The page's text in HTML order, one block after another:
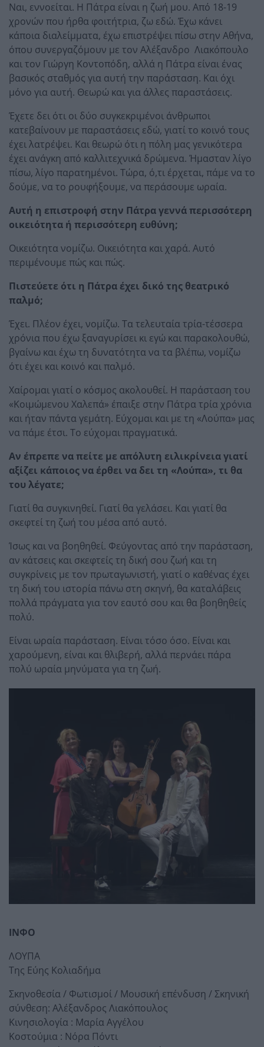
Ναι, εννοείται. Η Πάτρα είναι η ζωή μου. Από 18-19
χρονών που ήρθα φοιτήτρια, ζω εδώ. Έχω κάνει
κάποια διαλείμματα, έχω επιστρέψει πίσω στην Αθήνα,
όπου συνεργαζόμουν με τον Αλέξανδρο Λιακόπουλο
και τον Γιώργη Κοντοπόδη, αλλά η Πάτρα είναι ένας
βασικός σταθμός για αυτή την παράσταση. Και όχι
μόνο για αυτή. Θεωρώ και για άλλες παραστάσεις.
Έχετε δει ότι οι δύο συγκεκριμένοι άνθρωποι
κατεβαίνουν με παραστάσεις εδώ, γιατί το κοινό τους
έχει λατρέψει. Και θεωρώ ότι η πόλη μας γενικότερα
έχει ανάγκη από καλλιτεχνικά δρώμενα. Ήμασταν λίγο
πίσω, λίγο παρατημένοι. Τώρα, ό,τι έρχεται, πάμε να το
δούμε, να το ρουφήξουμε, να περάσουμε ωραία.
Αυτή η επιστροφή στην Πάτρα γεννά περισσότερη
οικειότητα ή περισσότερη ευθύνη;
Οικειότητα νομίζω. Οικειότητα και χαρά. Αυτό
περιμένουμε πώς και πώς.
Πιστεύετε ότι η Πάτρα έχει δικό της θεατρικό
παλμό;
Έχει. Πλέον έχει, νομίζω. Τα τελευταία τρία-τέσσερα
χρόνια που έχω ξαναγυρίσει κι εγώ και παρακολουθώ,
βγαίνω και έχω τη δυνατότητα να τα βλέπω, νομίζω
ότι έχει και κοινό και παλμό.
Χαίρομαι γιατί ο κόσμος ακολουθεί. Η παράσταση του
«Κοιμώμενου Χαλεπά» έπαιξε στην Πάτρα τρία χρόνια
και ήταν πάντα γεμάτη. Εύχομαι και με τη «Λούπα» μας
να πάμε έτσι. Το εύχομαι πραγματικά.
Αν έπρεπε να πείτε με απόλυτη ειλικρίνεια γιατί
αξίζει κάποιος να έρθει να δει τη «Λούπα», τι θα
του λέγατε;
Γιατί θα συγκινηθεί. Γιατί θα γελάσει. Και γιατί θα
σκεφτεί τη ζωή του μέσα από αυτό.
Ίσως και να βοηθηθεί. Φεύγοντας από την παράσταση,
αν κάτσεις και σκεφτείς τη δική σου ζωή και τη
συγκρίνεις με τον πρωταγωνιστή, γιατί ο καθένας έχει
τη δική του ιστορία πάνω στη σκηνή, θα καταλάβεις
πολλά πράγματα για τον εαυτό σου και θα βοηθηθείς
πολύ.
Είναι ωραία παράσταση. Είναι τόσο όσο. Είναι και
χαρούμενη, είναι και θλιβερή, αλλά περνάει πάρα
πολύ ωραία μηνύματα για τη ζωή.
ΙΝΦΟ
ΛΟΥΠΑ
Της Εύης Κολιαδήμα
Σκηνοθεσία / Φωτισμοί / Μουσική επένδυση / Σκηνική
σύνθεση: Αλέξανδρος Λιακόπουλος
Κινησιολογία : Μαρία Αγγέλου
Κοστούμια : Νόρα Πόντι